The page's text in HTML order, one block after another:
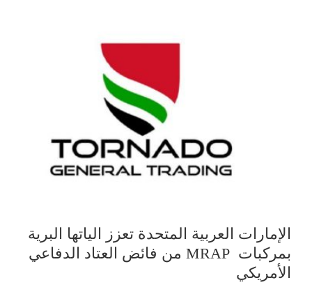
الإمارات العربية المتحدة تعزز الياتها البرية
بمركبات MRAP من فائض العتاد الدفاعي
الأمريكي